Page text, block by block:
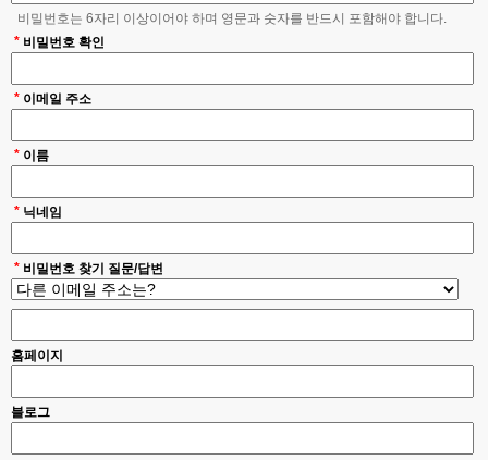
비밀번호는 6자리 이상이어야 하며 영문과 숫자를 반드시 포함해야 합니다.
비밀번호 확인
*
* 이메일 주소
* 이름
* 닉네임
* 비밀번호 찾기 질문/답변
홈페이지
블로그